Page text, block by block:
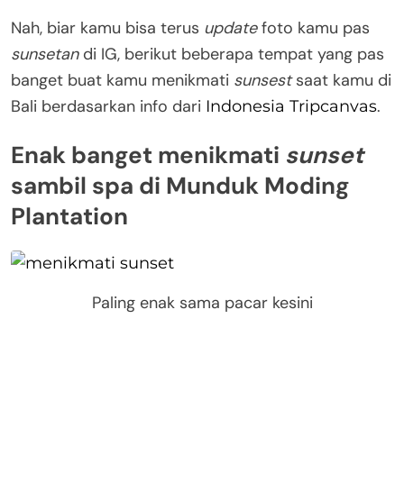
Nah, biar kamu bisa terus updatefoto kamu pas
sunsetandi IG, berikut beberapa tempat yang pas
banget buat kamu menikmati sunsestsaat kamu di
Bali berdasarkan info dari Indonesia Tripcanvas.
Enak banget menikmati sunset
sambil spa di Munduk Moding
Plantation
Paling enak sama pacar kesini